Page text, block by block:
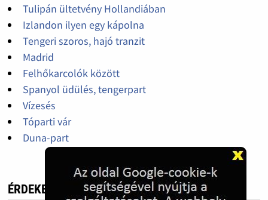
Tulipán ültetvény Hollandiában
Izlandon ilyen egy kápolna
Tengeri szoros, hajó tranzit
Madrid
Felhőkarcolók között
Spanyol üdülés, tengerpart
Vízesés
Tóparti vár
Duna-part
ÉRDEKES, HASZNOS